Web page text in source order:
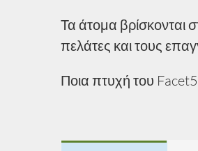
Τα άτομα βρίσκονται
πελάτες και τους
Ποια πτυχή του